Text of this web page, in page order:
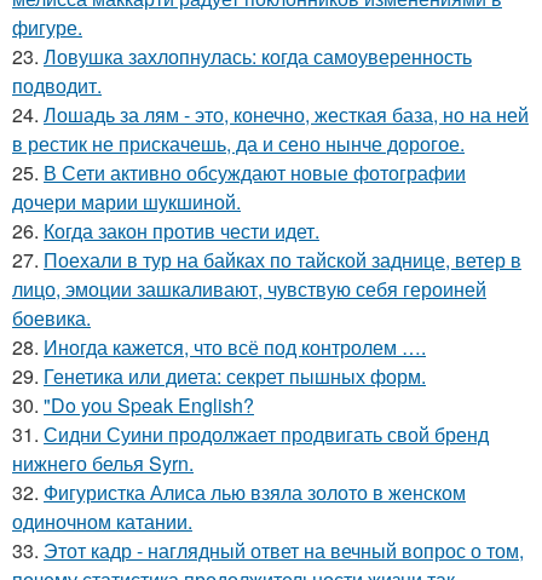
фигуре.
23. Ловушка захлопнулась: когда самоуверенность
подводит.
24. Лошадь за лям - это, конечно, жесткая база, но на ней
в рестик не прискачешь, да и сено нынче дорогое.
25. В Сети активно обсуждают новые фотографии
дочери марии шукшиной.
26. Когда закон против чести идет.
27. Поехали в тур на байках по тайской заднице, ветер в
лицо, эмоции зашкаливают, чувствую себя героиней
боевика.
28. Иногда кажется, что всё под контролем ….
29. Генетика или диета: секрет пышных форм.
30. "Do you Speak English?
31. Сидни Суини продолжает продвигать свой бренд
нижнего белья Syrn.
32. Фигуристка Алиса лью взяла золото в женском
одиночном катании.
33. Этот кадр - наглядный ответ на вечный вопрос о том,